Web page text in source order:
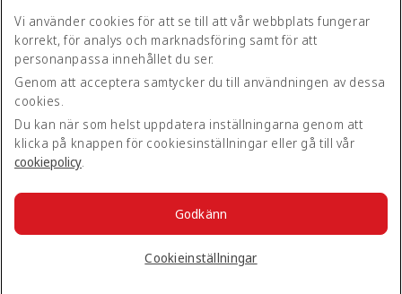
Hjälpmedelspolicy
Kontakta oss
Integritetspolicy
Regler och villkor
Cookiepolicy
© 2026 The Emirates Group. Med ensamrätt.
Vi använder cookies för att se till att vår webbplats fungerar
korrekt, för analys och marknadsföring samt för att
personanpassa innehållet du ser.
Genom att acceptera samtycker du till användningen av dessa
cookies.
Du kan när som helst uppdatera inställningarna genom att
klicka på knappen för cookiesinställningar eller gå till vår
cookiepolicy.
Cookieinställningar
Godkänn